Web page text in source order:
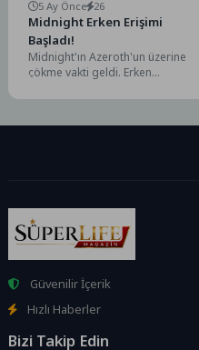
5 Ay Önce 26
Midnight Erken Erişimi
Başladı!
Midnight'ın Azeroth'un üzerine
çökme vakti geldi. Erken
Void'den doğan Devouring
Güvenilir İçerik
Hızlı Haberler
Bizi Takip Edin